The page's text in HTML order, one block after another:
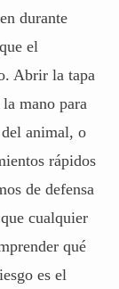
durante
el
Abrir la tapa
mano para
animal, o
rápidos
de defensa
cualquier
qué
es el